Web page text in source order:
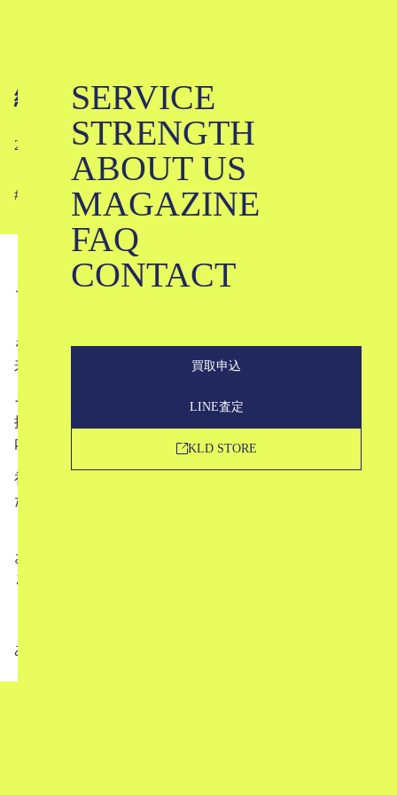
SERVICE
STRENGTH
ABOUT US
MAGAZINE
FAQ
CONTACT
買取申込
LINE査定
KLD STORE
編集日記 #06
2024-07-17
#
こんにちは。ブランド古着のKLDです。
を開催し、雨の日が多かったにも関わらず、多くの人にご
来場いただきました。
そんな中、お客様の写真を撮影してこのKLDマガジンに
掲載するという初めての試みをおこない、実際にショップ
内で写真の撮影をさせていただきました。
初めての企画ということもあり、撮影者的には結構緊張し
たのですが、結果的に多くのお客様が快く撮影を許可して
お写真撮らせていただけた方、撮影出来なかった方も皆さ
まご来場いただきありがとうございました。
ありがとうございました！